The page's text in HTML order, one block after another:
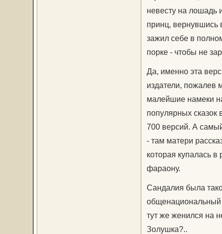
невесту на лошадь
принц, вернувшись
зажил себе в
порке - чтобы не
Да, именно эта
издатели, пожалев
малейшие намеки
популярных сказок
700 версий. А
- там матери
которая купалась
фараону.
Сандалия была
общенациональный
тут же женился на
Золушка?..